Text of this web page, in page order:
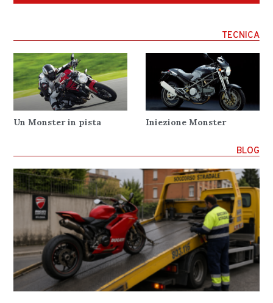
TECNICA
Un Monster in pista Iniezione Monster
BLOG